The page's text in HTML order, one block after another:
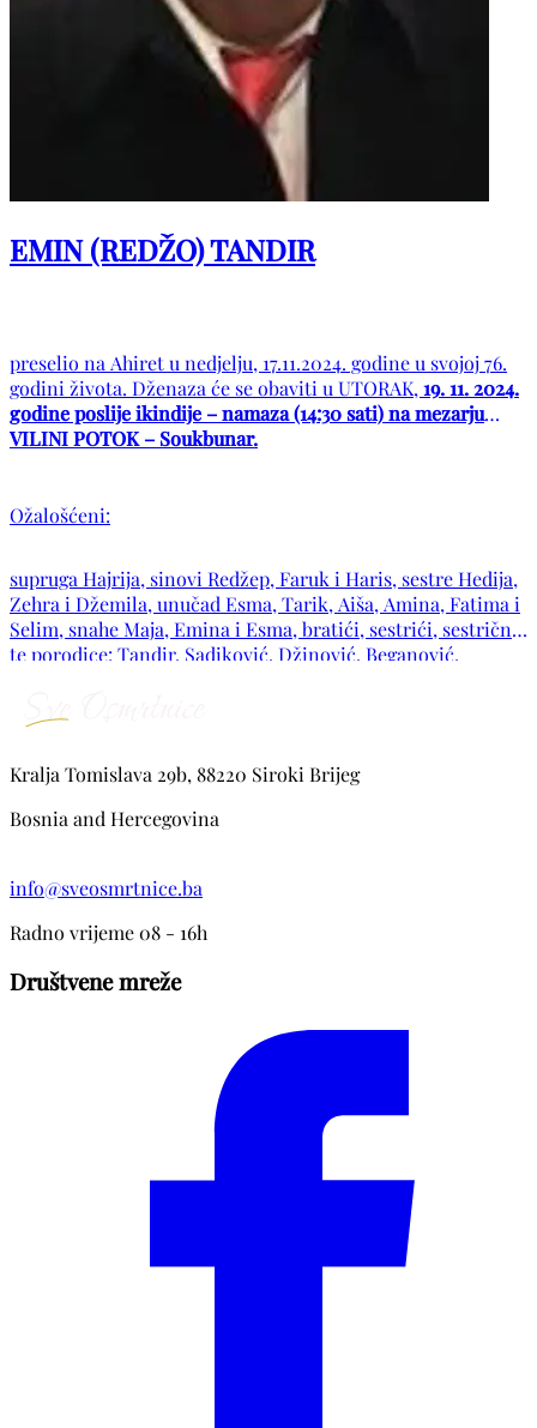
EMIN (REDŽO) TANDIR
preselio na Ahiret u nedjelju, 17.11.2024. godine u svojoj 76.
godini života. Dženaza će se obaviti u UTORAK, 19. 11.2024.
godine poslije ikindije – namaza (14:30 sati) na mezarju
VILINI POTOK – Soukbunar.
Ožalošćeni:
supruga Hajrija, sinovi Redžep, Faruk i Haris, sestre Hedija,
Zehra i Džemila, unučad Esma, Tarik, Aiša, Amina, Fatima i
Selim, snahe Maja, Emina i Esma, bratići, sestrići, sestrične,
te porodice: Tandir, Sadiković, Džinović, Beganović,
mnogobrojna rodbina, komšije i prijatelji.
Kralja Tomislava 29b, 88220 Siroki Brijeg
Bosnia and Hercegovina
info@sveosmrtnice.ba
Radno vrijeme 08 - 16h
Društvene mreže